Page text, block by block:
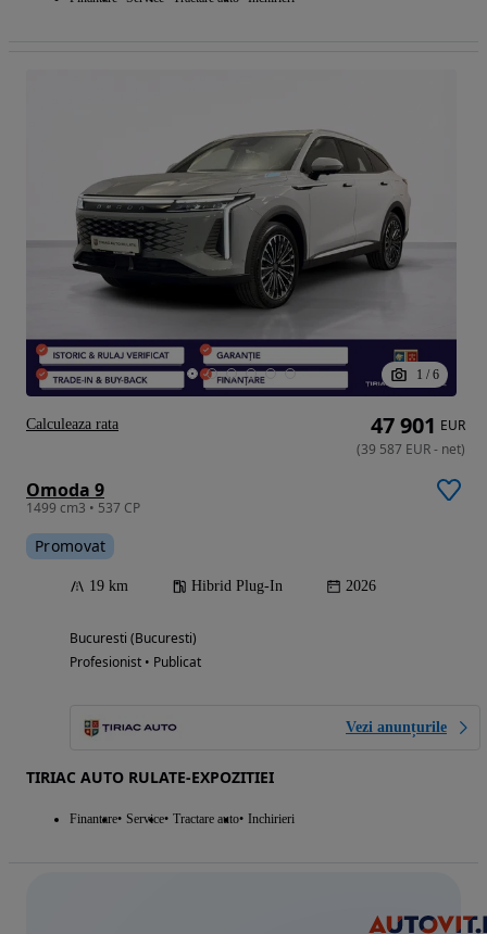
1 / 6
Omoda 9
1499 cm3 • 537 CP
Promovat
19 km Hibrid Plug-In 2026
Bucuresti (Bucuresti)
Profesionist • Publicat
Vezi anunțurile
TIRIAC AUTO RULATE-EXPOZITIEI
Finantare Service Tractare auto Inchirieri
47 901 EUR
(39 587 EUR- net)
Calculeaza rata